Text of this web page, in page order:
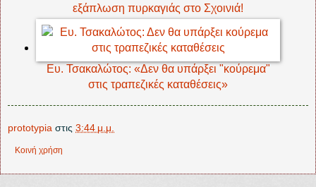
εξάπλωση πυρκαγιάς στο Σχοινιά!
Ευ. Τσακαλώτος: «Δεν θα υπάρξει "κούρεμα"
στις τραπεζικές καταθέσεις»
prototypia στις 3:44 μ.μ.
Κοινή χρήση